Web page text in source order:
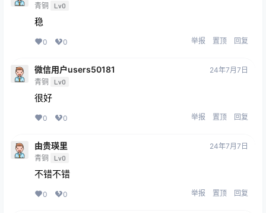
青铜 Lv0
稳
0 0 举报 置顶 回复
微信用户users50181
青铜 Lv0
24年7月7日
很好
0 0 举报 置顶 回复
由贵瑛里
青铜 Lv0
24年7月7日
不错不错
0 0 举报 置顶 回复